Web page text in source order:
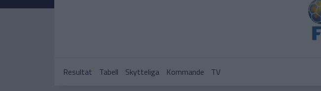
Resultat Tabell Skytteliga Kommande TV